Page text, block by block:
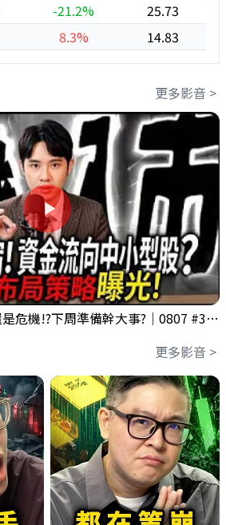
-21.2%
25.73
8.3% 14.83
更多影音 >
鴻海回測季線是機會還是危機!?下周準備幹大事?｜0807 #3661 #2317 #2317鴻海
更多影音 >